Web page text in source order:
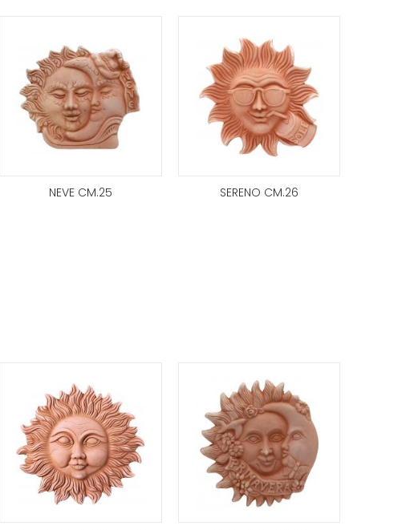
NEVE CM.25 SERENO CM.26